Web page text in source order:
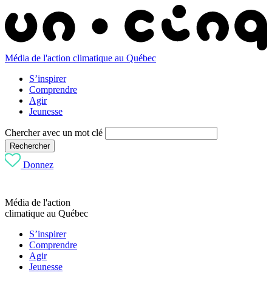
Média de l'action climatique au Québec
S’inspirer
Comprendre
Agir
Jeunesse
Chercher avec un mot clé
Rechercher
Donnez
Média de l'action
climatique au Québec
S’inspirer
Comprendre
Agir
Jeunesse